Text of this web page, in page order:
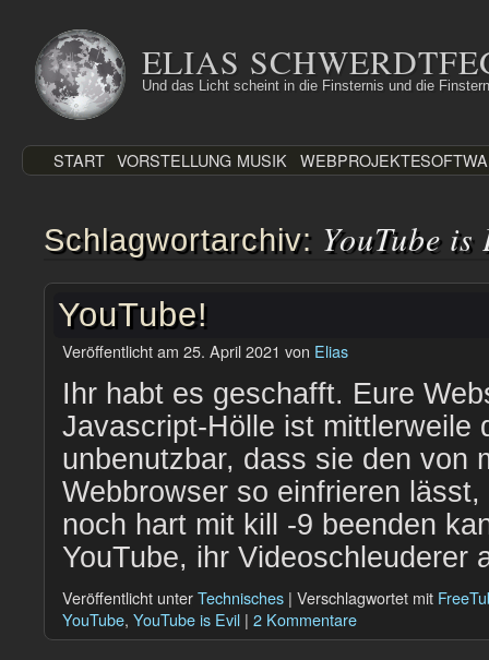
Inhalt
springen
ELIAS
Und das Licht scheint in die Finsternis und die
START VORSTELLUNG MUSIK WEBPROJEKTE
Schlagwortarchiv: YouTube
YouTube!
Veröffentlicht am 25. April 2021 von Elias
Ihr habt es geschafft. Eure
Javascript-Hölle ist mittlerweile
unbenutzbar, dass sie den von
Webbrowser so einfrieren
noch hart mit kill -9 beenden
YouTube, ihr
Veröffentlicht unterTechnisches | Verschlagwortet mit
YouTube, YouTube is Evil | 2 Kommentare